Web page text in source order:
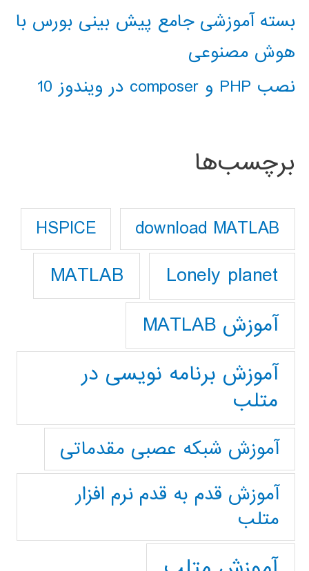
بسته آموزشی جامع پیش بینی بورس با
هوش مصنوعی
نصب PHP و composer در ویندوز 10
برچسب‌ها
download MATLAB
HSPICE
Lonely planet
MATLAB
آموزش MATLAB
آموزش برنامه نویسی در
متلب
آموزش شبکه عصبی مقدماتی
آموزش قدم به قدم نرم افزار
متلب